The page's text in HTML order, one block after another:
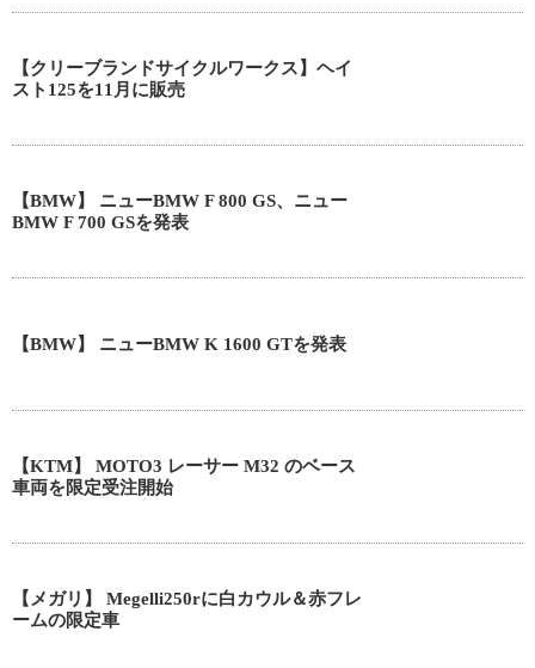
【クリーブランドサイクルワークス】ヘイ
スト125を11月に販売
【BMW】 ニューBMW F 800 GS、ニュー
BMW F 700 GSを発表
【BMW】 ニューBMW K 1600 GTを発表
【KTM】 MOTO3 レーサー M32 のベース
車両を限定受注開始
【メガリ】 Megelli250rに白カウル＆赤フレ
ームの限定車